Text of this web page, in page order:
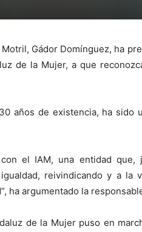
Gádor Domínguez, ha
de la Mujer, a que
años de existencia, ha
el IAM, una entidad
reivindicando y a la
ha argumentado la
de la Mujer puso en